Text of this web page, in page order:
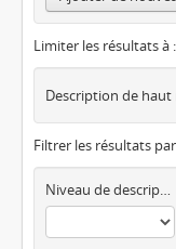
Limiter les résultats à :
Filtrer les résultats
Niveau de description